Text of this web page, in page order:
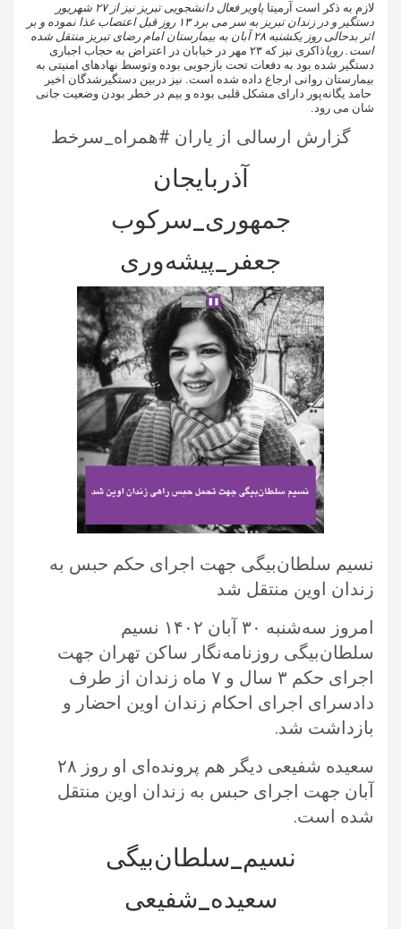
لازم به ذکر است آرمیتا
پاویر فعال دانشجویی تبریز نیز از ۲۷ شهریور
دستگیر و در زندان تبریز به سر می برد ۱۳ روز قبل اعتصاب غذا نموده و بر
اثر بدحالی روز یکشنبه ۲۸ آبان به بیمارستان امام رضای تبریز منتقل شده
است. رویا
ذاکری نیز که ۲۳ مهر در خیابان در اعتراض به حجاب اجباری
دستگیر شده بود به دفعات تحت بازجویی بوده وتوسط نهادهای امنیتی به
بیمارستان روانی ارجاع داده شده است. نیز دربین دستگیرشدگان اخیر
حامد یگانه‌پور دارای مشکل قلبی بوده و بیم در خطر بودن وضعیت جانی
شان می رود.
گزارش ارسالی از یاران #همراه_سرخط
آذربایجان
جمهوری_سرکوب
جعفر_پیشه‌وری
نسیم سلطان‌بیگی جهت اجرای حکم حبس به
زندان اوین منتقل شد
امروز سه‌شنبه ۳۰ آبان ۱۴۰۲ نسیم
سلطان‌بیگی روزنامه‌نگار ساکن تهران جهت
اجرای حکم ۳ سال و ۷ ماه زندان از طرف
دادسرای اجرای احکام زندان اوین احضار و
بازداشت شد.
سعیده شفیعی دیگر هم‌ پرونده‌ای او روز ۲۸
آبان جهت اجرای حبس به زندان اوین منتقل
شده است.
نسیم_سلطان‌بیگی
سعیده_شفیعی